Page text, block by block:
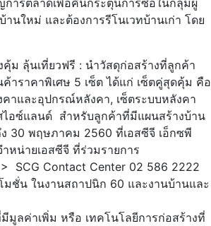
นใหม่ และต้องการรีโนเวทบ้านเก่า โดย
ม ลุ้นเที่ยวฟรี : นำวัสดุก่อสร้างที่ลูกค้า
าราคาพิเศษ 5 เซ็ต ได้แก่ เซ็ตคู่สุดคุ้ม คือ
าและอุปกรณ์หลังคา, เซ็ตระบบหลังคา
อซ์แลนด์ สำหรับลูกค้าที่มีแผนสร้างบ้าน
30 พฤษภาคม 2560 ที่เอสซีจี เอ็กซพี
หน่ายเอสซีจี ที่ร่วมรายการ
SCG Contact Center 02 586 2222
ชั่น ในงานสถาปนิก 60 และงานบ้านและ
มูลค่าเพิ่ม หรือ เทคโนโลยีการก่อสร้างที่